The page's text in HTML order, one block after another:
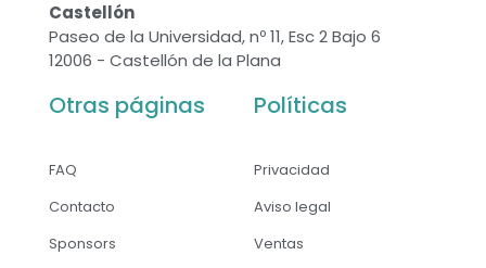
Castellón
Paseo de la Universidad, nº 11, Esc 2 Bajo 6
12006 - Castellón de la Plana
Otras páginas
FAQ
Contacto
Sponsors
Políticas
Privacidad
Aviso legal
Ventas